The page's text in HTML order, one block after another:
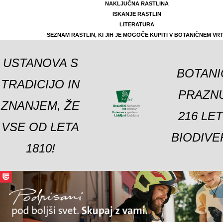
NAKLJUČNA RASTLINA
ISKANJE RASTLIN
LITERATURA
SEZNAM RASTLIN, KI JIH JE MOGOČE KUPITI V BOTANIČNEM
USTANOVA S
TRADICIJO IN
ZNANJEM, ŽE
VSE OD LETA
1810!
216